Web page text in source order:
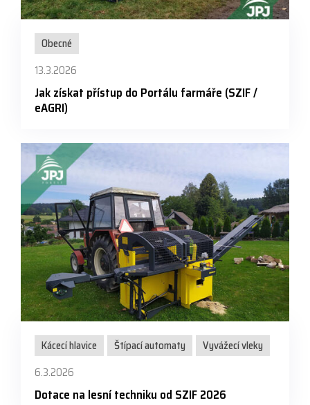
Obecné
13.3.2026
Jak získat přístup do Portálu farmáře (SZIF /
eAGRI)
Kácecí hlavice Štípací automaty
Vyvážecí vleky
6.3.2026
Dotace na lesní techniku od SZIF 2026